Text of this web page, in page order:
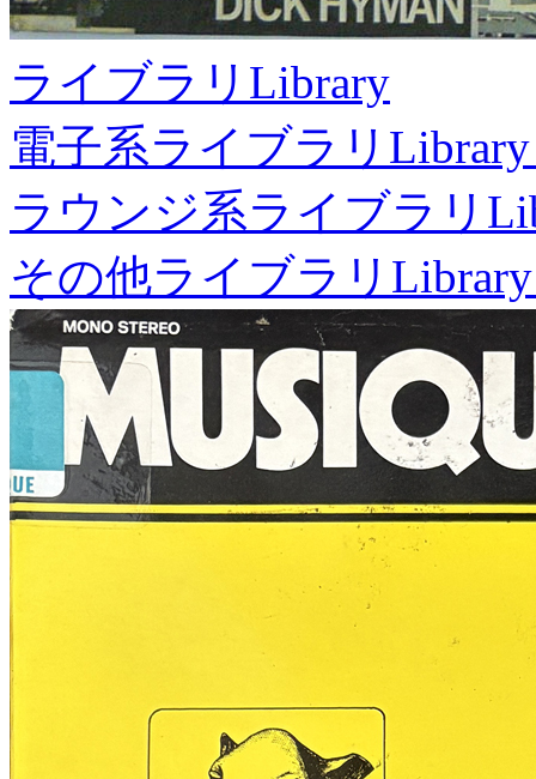
ライブラリ Library
電子系ライブラリ
ラウンジ系ライブラリ
その他ライブラリ